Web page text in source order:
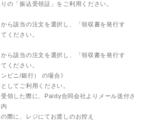
の「振込受領証」をご利用ください。
ら該当の注文を選択し、「領収書を発行す
ください。
ら該当の注文を選択し、「領収書を発行す
ください。
ビニ/銀行） の場合》
してご利用ください。
領した際に、Paidy合同会社よりメール送付さ
際に、レジにてお渡しのお控え